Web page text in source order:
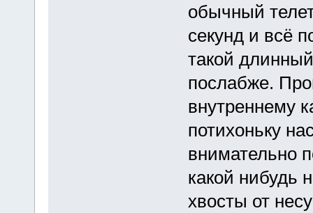
обычный
секунд и всё
такой
послабже.
внутреннему
потихоньку
внимательно
какой нибудь
хвосты от